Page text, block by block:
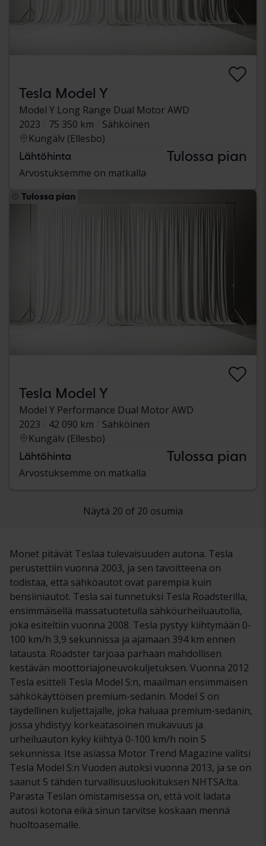
Tesla Model Y
Model Y Long Range Dual Motor AWD
2023
75 350 km
Sähköinen
Kungälv (Ellesbo)
Lähtöhinta Tulossa pian
Arvostuksemme on matkalla
Tulossa pian
Tesla Model Y
Model Y Performance Dual Motor AWD
2023
42 090 km
Sähköinen
Kungälv (Ellesbo)
Lähtöhinta Tulossa pian
Arvostuksemme on matkalla
Näytä 20 of 20 osumia
Monet pitävät Teslaa tulevaisuuden autona. Tesla
perustettiin vuonna 2003, ja sen tavoitteena on
todistaa, että sähköautot ovat parempia kuin
bensiiniautot. Tesla sai tunnetuksi Tesla Roadsterilla,
ensimmäisellä massatuotetulla sähköurheiluautolla,
joka esiteltiin vuonna 2008. Tesla pystyy kiihtymään 0-
100 km/h 3,9 sekunnissa ja ajamaan 394 km ennen
latausta. Roadster tarjoaa parhaan mahdollisen
kestävän moottoriajoneuvokuljetuksen. Vuonna 2012
Tesla esitteli Tesla Model S:n, maailman ensimmäisen
sähkökäyttöisen premium-sedanin. Model S on
täydellinen kuljettajalle, joka haluaa premium-sedanin,
jossa yhdistyy korkeatasoinen mukavuus ja
urheiluauton kyky kiihtyä 0-100 km/h noin 5
sekunnissa. Itse asiassa Motor Trend Magazine valitsi
Tesla Model S:n Vuoden autoksi vuonna 2013, ja se on
saanut 5 tähden turvallisuusluokituksen NHTSA:lta.
Parasta Teslan omistamisessa on, että voit ladata
autosi kotona eikä sinun tarvitse koskaan mennä
huoltoasemalle.